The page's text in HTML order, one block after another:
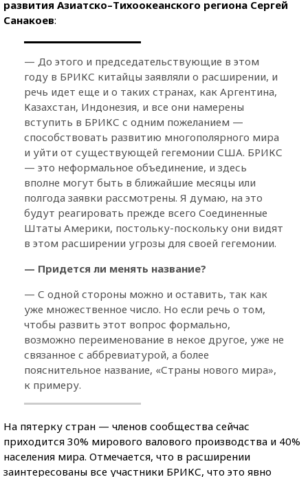
развития Азиатско–Тихоокеанского региона Сергей
Санакоев:
— До этого и председательствующие в этом
году в БРИКС китайцы заявляли о расширении, и
речь идет еще и о таких странах, как Аргентина,
Казахстан, Индонезия, и все они намерены
вступить в БРИКС с одним пожеланием —
способствовать развитию многополярного мира
и уйти от существующей гегемонии США. БРИКС
— это неформальное объединение, и здесь
вполне могут быть в ближайшие месяцы или
полгода заявки рассмотрены. Я думаю, на это
будут реагировать прежде всего Соединенные
Штаты Америки, постольку-поскольку они видят
в этом расширении угрозы для своей гегемонии.
— Придется ли менять название?
— С одной стороны можно и оставить, так как
уже множественное число. Но если речь о том,
чтобы развить этот вопрос формально,
возможно переименование в некое другое, уже не
связанное с аббревиатурой, а более
пояснительное название, «Страны нового мира»,
к примеру.
На пятерку стран — членов сообщества сейчас
приходится 30% мирового валового производства и 40%
населения мира. Отмечается, что в расширении
заинтересованы все участники БРИКС, что это явно